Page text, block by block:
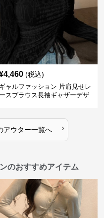
4,460 (税込)
ギャルファッション 片肩見せレ
ースブラウス長袖ギャザーデザ
アウター一覧へ ›
のおすすめアイテム